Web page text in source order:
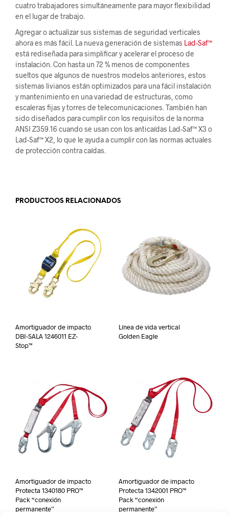
cuatro trabajadores simultáneamente para mayor flexibilidad
en el lugar de trabajo.
Agregar o actualizar sus sistemas de seguridad verticales
ahora es más fácil. La nueva generación de sistemas Lad-Saf™
está rediseñada para simplificar y acelerar el proceso de
instalación. Con hasta un 72 % menos de componentes
sueltos que algunos de nuestros modelos anteriores, estos
sistemas livianos están optimizados para una fácil instalación
y mantenimiento en una variedad de estructuras, como
escaleras fijas y torres de telecomunicaciones. También han
sido diseñados para cumplir con los requisitos de la norma
ANSI Z359.16 cuando se usan con los anticaídas Lad-Saf™ X3 o
Lad-Saf™ X2, lo que le ayuda a cumplir con las normas actuales
de protección contra caídas.
PRODUCTOOS RELACIONADOS
Amortiguador de impacto
DBI-SALA 1246011 EZ-
Stop™
Línea de vida vertical
Golden Eagle
Amortiguador de impacto
Protecta 1340180 PRO™
Pack “conexión
permanente”
Amortiguador de impacto
Protecta 1342001 PRO™
Pack “conexión
permanente”